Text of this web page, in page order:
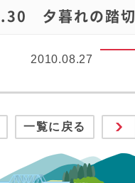
夕暮れの踏切
2010.08.27
一覧に戻る